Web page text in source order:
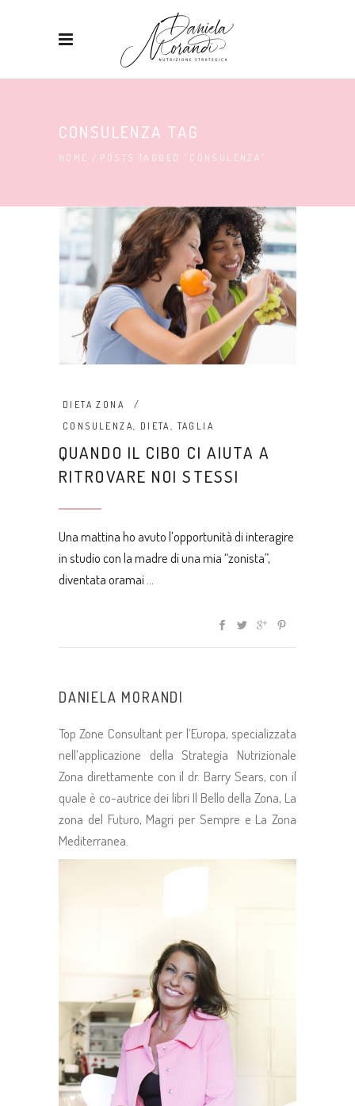
CONSULENZA TAG
HOME / POSTS TAGGED "CONSULENZA"
DIETA ZONA
CONSULENZA, DIETA, TAGLIA
QUANDO IL CIBO CI AIUTA A
RITROVARE NOI STESSI
Una mattina ho avuto l’opportunità di interagire
in studio con la madre di una mia “zonista”,
diventata oramai
DANIELA MORANDI
Top Zone Consultant per l’Europa, specializzata
nell’applicazione della Strategia Nutrizionale
Zona direttamente con il dr. Barry Sears, con il
quale è co-autrice dei libri Il Bello della Zona, La
zona del Futuro, Magri per Sempre e La Zona
Mediterranea.